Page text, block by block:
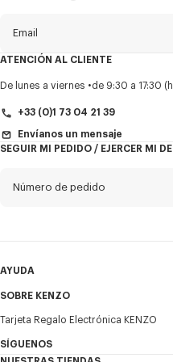
Email
TítuloObligatorio
Deseo recibir comunicaciones
eventos de KENZO, que pueden
ATENCIÓN AL CLIENTE
De lunes a viernes de 9:30 a 17:30
+33 (0)1 73 04 21 39
Envíanos un mensaje
SEGUIR MI PEDIDO / EJERCER MI
Número de pedido
AYUDA
Mi Cuenta
Guía de tallas
Preguntas frecuentes
SOBRE KENZO
Condiciones de venta
Aviso Legal y Condiciones de uso
Tarjeta Regalo Electrónica KENZO
SÍGUENOS